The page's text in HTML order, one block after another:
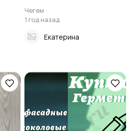
Чегем
1 год назад
Екатерина